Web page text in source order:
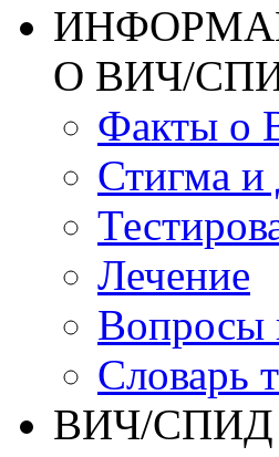
О ВИЧ/
Факты
Стигма и
Лечение
Вопросы
Словарь
ВИЧ/СПИД